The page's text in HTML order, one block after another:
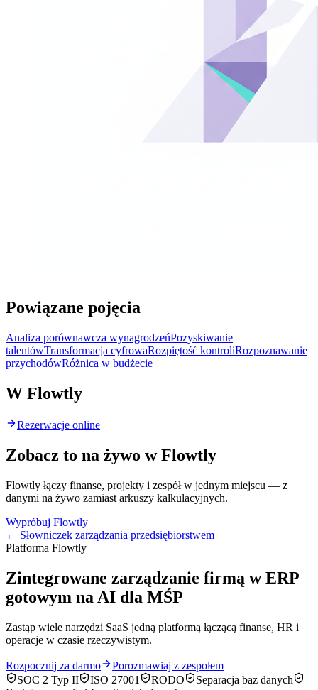
Powiązane pojęcia
Analiza porównawcza wynagrodzeńPozyskiwanie
talentówTransformacja cyfrowaRozpiętość kontroliRozpoznawanie
przychodówRóżnica w budżecie
W Flowtly
Rezerwacje online
Zobacz to na żywo w Flowtly
Flowtly łączy finanse, projekty i zespół w jednym miejscu — z
danymi na żywo zamiast arkuszy kalkulacyjnych.
Wypróbuj Flowtly
← Słowniczek zarządzania przedsiębiorstwem
Platforma Flowtly
Zintegrowane zarządzanie firmą w ERP
gotowym na AI dla MŚP
Zastąp wiele narzędzi SaaS jedną platformą łączącą finanse, HR i
operacje w czasie rzeczywistym.
Rozpocznij za darmo
Porozmawiaj z zespołem
SOC 2 Typ II
ISO 27001 RODO
Separacja baz danych